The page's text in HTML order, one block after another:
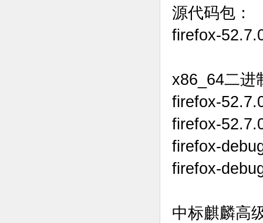
源代码包：
firefox-
x86_64二进
firefox-
firefox-
firefox-
firefox-
中标麒麟高